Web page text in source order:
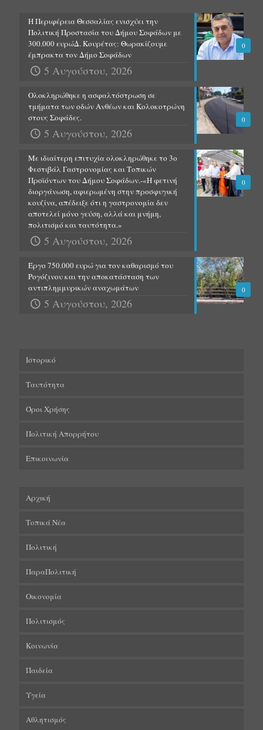
0
Η Περιφέρεια Θεσσαλίας ενισχύει την
Πολιτική Προστασία του Δήμου Σοφάδων με
300.000 ευρώΔ. Κουρέτας: Θωρακίζουμε
έμπρακτα τον Δήμο Σοφάδων
5 Αυγούστου, 2026
0
Ολοκληρώθηκε η ασφαλτόστρωση σε
τμήματα των οδών Ανθέων και Κολοκοτρώνη
στους Σοφάδες.
5 Αυγούστου, 2026
0
Με ιδιαίτερη επιτυχία ολοκληρώθηκε το 3ο
Φεστιβάλ Γαστρονομίας και Τοπικών
Προϊόντων του Δήμου Σοφάδων.-«Η φετινή
διοργάνωση, αφιερωμένη στην προσφυγική
κουζίνα, απέδειξε ότι η γαστρονομία δεν
αποτελεί μόνο γεύση, αλλά και μνήμη,
πολιτισμό και ταυτότητα.»
5 Αυγούστου, 2026
0
Έργο 750.000 ευρώ για τον καθαρισμό του
Ρογόζινου και την αποκατάσταση των
αντιπλημμυρικών αναχωμάτων
5 Αυγούστου, 2026
Ιστορικό
Ταυτότητα
Όροι Χρήσης
Πολιτική Απορρήτου
Επικοινωνία
Αρχική
Τοπικά Νέα
Πολιτική
ΠαραΠολιτική
Οικονομία
Πολιτισμός
Κοινωνία
Παιδεία
Υγεία
Αθλητισμός